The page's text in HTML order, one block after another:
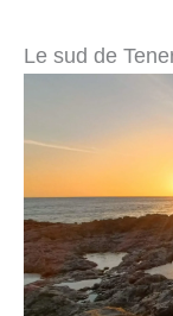
Le sud de